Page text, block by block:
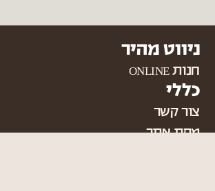
ניווט מהיר
חנות ONLINE
כללי
צור קשר
מפת אתר